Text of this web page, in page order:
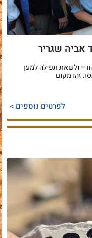
אביה שגריר
ולשאת תפילה למען
זהו מקום
לפרטים נוספים >